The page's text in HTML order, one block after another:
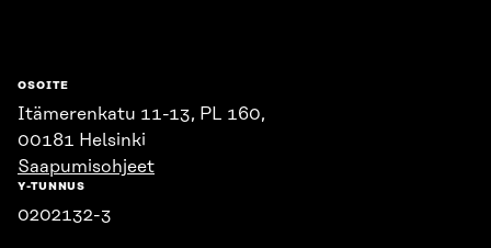
OSOITE
Itämerenkatu 11-13, PL 160,
00181 Helsinki
Saapumisohjeet
Y-TUNNUS
0202132-3